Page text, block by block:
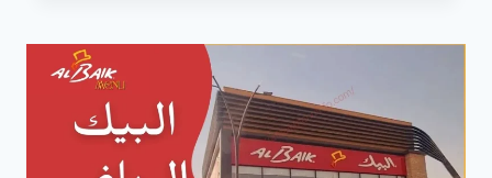
عمل
الفروع